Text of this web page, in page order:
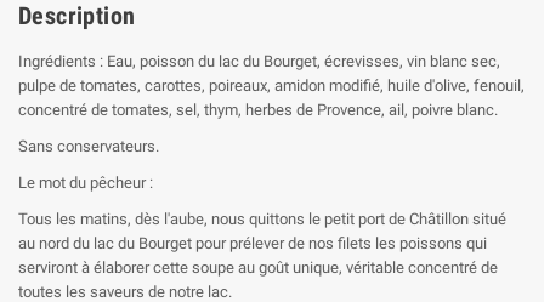
Description
Ingrédients : Eau, poisson du lac du Bourget, écrevisses, vin blanc sec,
pulpe de tomates, carottes, poireaux, amidon modifié, huile d'olive, fenouil,
concentré de tomates, sel, thym, herbes de Provence, ail, poivre blanc.
Sans conservateurs.
Le mot du pêcheur :
Tous les matins, dès l'aube, nous quittons le petit port de Châtillon situé
au nord du lac du Bourget pour prélever de nos filets les poissons qui
serviront à élaborer cette soupe au goût unique, véritable concentré de
toutes les saveurs de notre lac.